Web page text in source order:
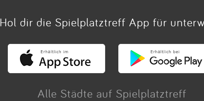
Hol dir die Spielplatztreff App für
Alle Städte auf Spielplatztreff